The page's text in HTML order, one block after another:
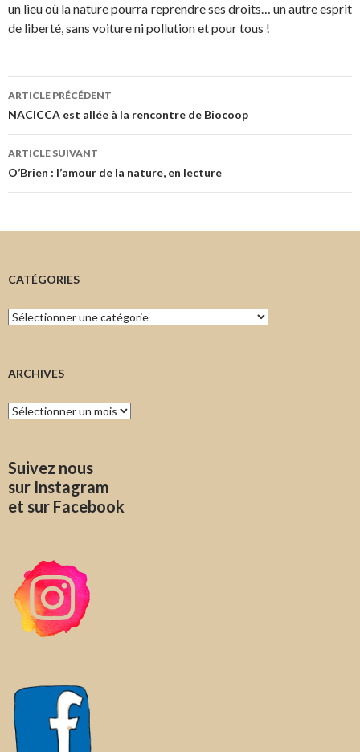
un lieu où la nature pourra reprendre ses droits… un autre esprit
de liberté, sans voiture ni pollution et pour tous !
Navigation
des
articles
ARTICLE PRÉCÉDENT
NACICCA est allée à la rencontre de Biocoop
ARTICLE SUIVANT
O’Brien : l’amour de la nature, en lecture
CATÉGORIES
Catégories
ARCHIVES
Archives
Suivez nous
sur Instagram
et sur Facebook